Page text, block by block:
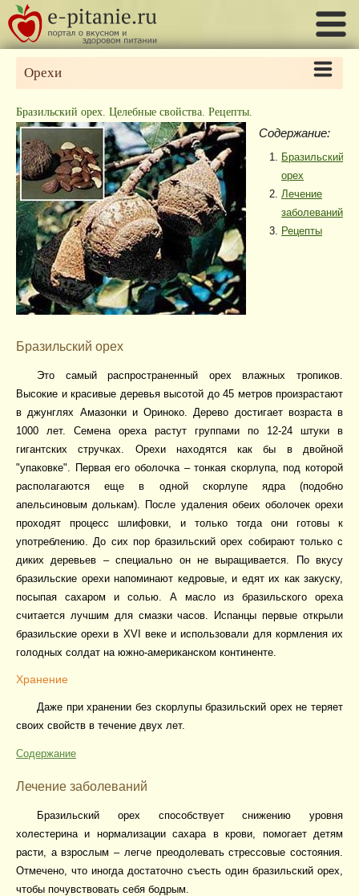
Орехи
Бразильский орех. Целебные свойства. Рецепты.
Содержание:
Бразильский
орех
Лечение
заболеваний
Рецепты
Бразильский орех
Это самый распространенный орех влажных тропиков.
Высокие и красивые деревья высотой до 45 метров произрастают
в джунглях Амазонки и Ориноко. Дерево достигает возраста в
1000 лет. Семена ореха растут группами по 12-24 штуки в
гигантских стручках. Орехи находятся как бы в двойной
"упаковке". Первая его оболочка – тонкая скорлупа, под которой
располагаются еще в одной скорлупе ядра (подобно
апельсиновым долькам). После удаления обеих оболочек орехи
проходят процесс шлифовки, и только тогда они готовы к
употреблению. До сих пор бразильский орех собирают только с
диких деревьев – специально он не выращивается. По вкусу
бразильские орехи напоминают кедровые, и едят их как закуску,
посыпая сахаром и солью. А масло из бразильского ореха
считается лучшим для смазки часов. Испанцы первые открыли
бразильские орехи в XVI веке и использовали для кормления их
голодных солдат на южно-американском континенте.
Хранение
Даже при хранении без скорлупы бразильский орех не теряет
своих свойств в течение двух лет.
Содержание
Лечение заболеваний
Бразильский орех способствует снижению уровня
холестерина и нормализации сахара в крови, помогает детям
расти, а взрослым – легче преодолевать стрессовые состояния.
Отмечено, что иногда достаточно съесть один бразильский орех,
чтобы почувствовать себя бодрым.